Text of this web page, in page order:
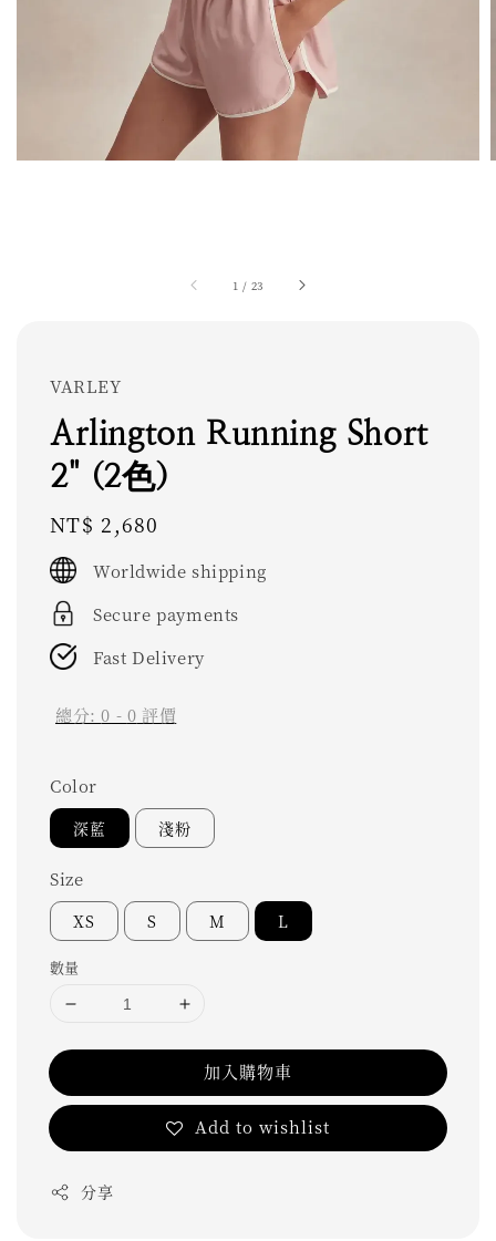
1 / 23
VARLEY
Arlington Running Short
2" (2色)
Regular
price
NT$ 2,680
Worldwide shipping
Secure payments
Fast Delivery
總分:0 - 0 評價
Color
深藍 淺粉
Size
XS S M L
數量
加入購物車
Add to wishlist
分享